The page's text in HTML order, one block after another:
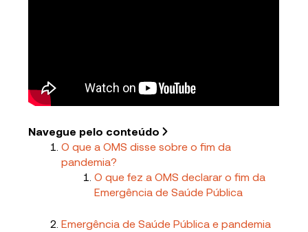
Navegue pelo conteúdo
O que a OMS disse sobre o fim da
pandemia?
O que fez a OMS declarar o fim da
Emergência de Saúde Pública
Emergência de Saúde Pública e pandemia